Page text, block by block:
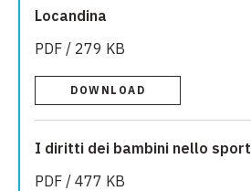
Locandina
PDF / 279 KB
DOWNLOAD
I diritti dei bambini nello sport
PDF / 477 KB